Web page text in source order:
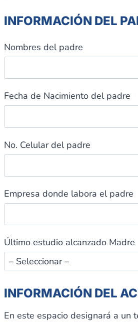
INFORMACIÓN DEL
Nombres del padre
Fecha de Nacimiento del padre
No. Celular del padre
Empresa donde labora el padre
Último estudio alcanzado Madre
INFORMACIÓN DEL
En este espacio designará a un